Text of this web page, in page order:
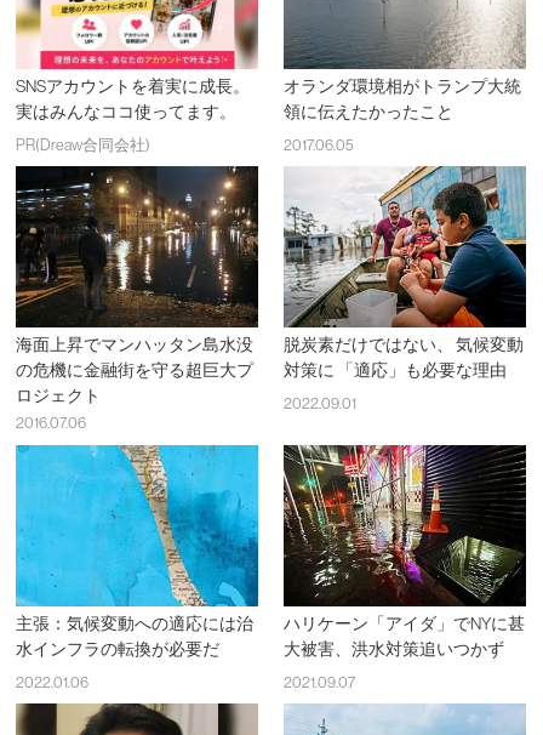
SNSアカウントを着実に成長。
実はみんなココ使ってます。
PR(Dreaw合同会社)
オランダ環境相がトランプ大統
領に伝えたかったこと
2017.06.05
海面上昇でマンハッタン島水没
の危機に金融街を守る超巨大プ
ロジェクト
2016.07.06
脱炭素だけではない、 気候変動
対策に 「適応」も必要な理由
2022.09.01
主張：気候変動への適応には治
水インフラの転換が必要だ
2022.01.06
ハリケーン「アイダ」でNYに甚
大被害、洪水対策追いつかず
2021.09.07